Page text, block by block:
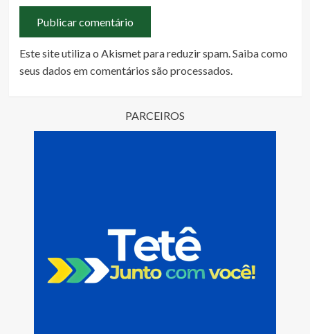
Este site utiliza o Akismet para reduzir spam.Saiba como
seus dados em comentários são processados.
PARCEIROS